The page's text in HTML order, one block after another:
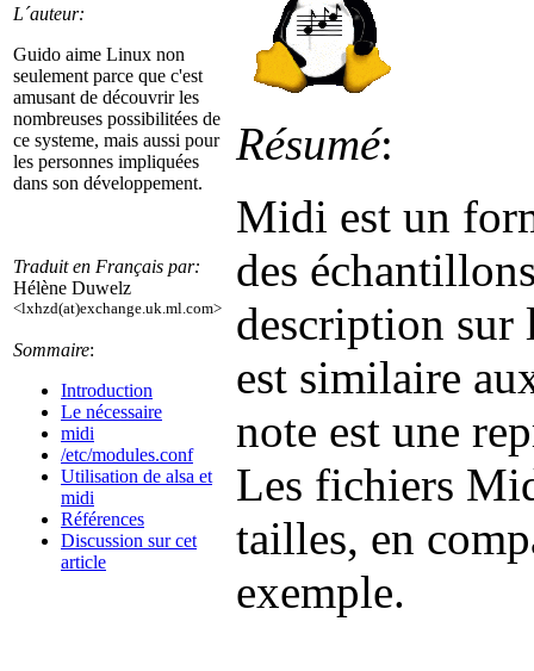
L´auteur:
Guido aime Linux non
seulement parce que c'est
amusant de découvrir les
nombreuses possibilitées de
ce systeme, mais aussi pour
les personnes impliquées
dans son développement.
Traduit en Français par:
Hélène Duwelz
<lxhzd(at)exchange.uk.ml.com>
Sommaire:
Introduction
Le nécessaire
midi
/etc/modules.conf
Utilisation de alsa et
midi
Références
Discussion sur cet
article
Résumé:
Midi est un
des
description sur
est similaire
note est une
Les fichiers
tailles, en
exemple.